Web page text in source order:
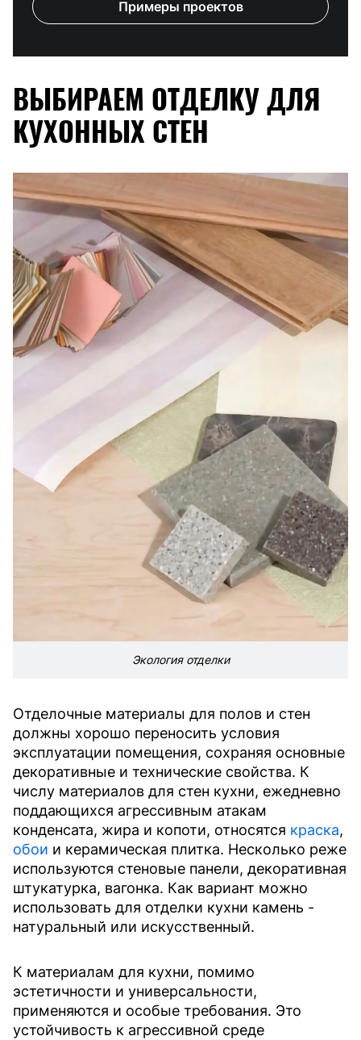
Примеры проектов
ВЫБИРАЕМ ОТДЕЛКУ ДЛЯ
КУХОННЫХ СТЕН
Экология отделки
Отделочные материалы для полов и стен
должны хорошо переносить условия
эксплуатации помещения, сохраняя основные
декоративные и технические свойства. К
числу материалов для стен кухни, ежедневно
поддающихся агрессивным атакам
конденсата, жира и копоти, относятся краска,
обои и керамическая плитка. Несколько реже
используются стеновые панели, декоративная
штукатурка, вагонка. Как вариант можно
использовать для отделки кухни камень -
натуральный или искусственный.
К материалам для кухни, помимо
эстетичности и универсальности,
применяются и особые требования. Это
устойчивость к агрессивной среде